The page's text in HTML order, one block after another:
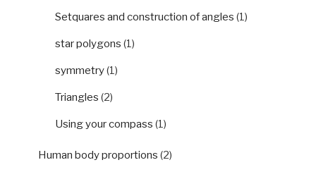
Setquares and construction of angles (1)
star polygons (1)
symmetry(1)
Triangles (2)
Using your compass (1)
Human body proportions (2)